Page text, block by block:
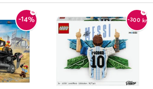
-14% -300 kr